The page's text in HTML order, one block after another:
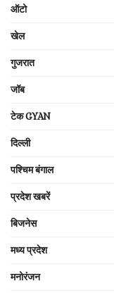
ऑटो
खेल
गुजरात
जॉब
टेक GYAN
दिल्ली
पश्चिम बंगाल
प्रदेश खबरें
बिजनेस
मध्य प्रदेश
मनोरंजन